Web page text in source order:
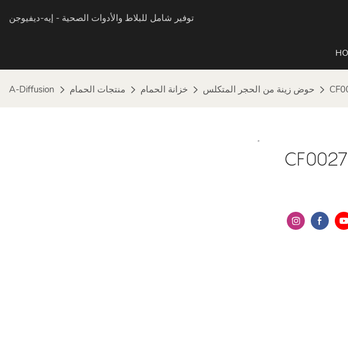
توفير شامل للبلاط والأدوات الصحية - إيه-ديفيوجن
A-Diffusion منتجات الحمام خزانة الحمام حوض زينة من الحجر المتكلس